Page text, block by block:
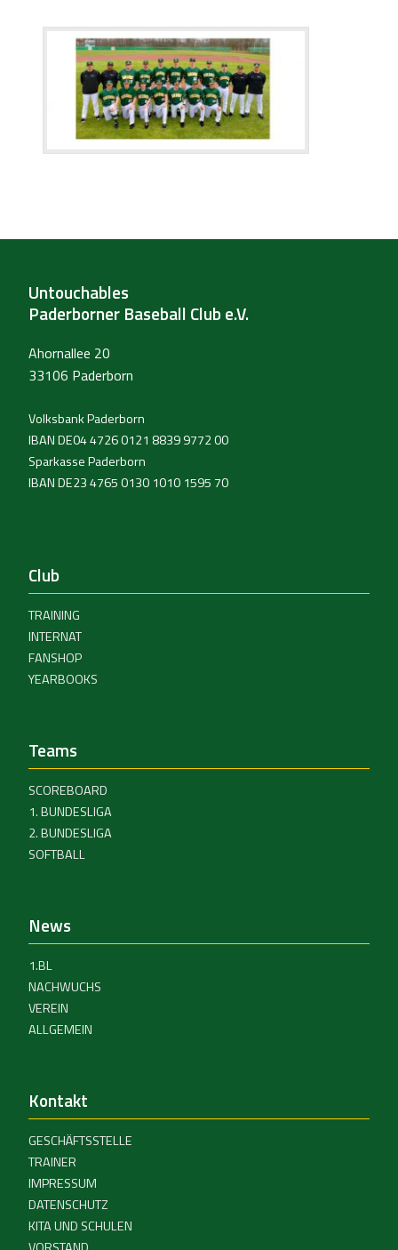
Untouchables
Paderborner Baseball Club e.V.
Ahornallee 20
33106 Paderborn
Volksbank Paderborn
IBAN DE04 4726 0121 8839 9772 00
Sparkasse Paderborn
IBAN DE23 4765 0130 1010 1595 70
Club
TRAINING
INTERNAT
FANSHOP
YEARBOOKS
Teams
SCOREBOARD
1. BUNDESLIGA
2. BUNDESLIGA
SOFTBALL
News
1.BL
NACHWUCHS
VEREIN
ALLGEMEIN
Kontakt
GESCHÄFTSSTELLE
TRAINER
IMPRESSUM
DATENSCHUTZ
KITA UND SCHULEN